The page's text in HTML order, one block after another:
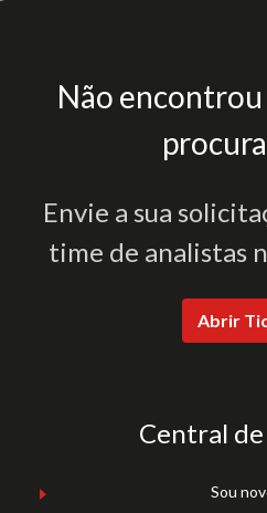
Não encontrou
Envie a sua
time de analistas
Abrir
Central
Sou